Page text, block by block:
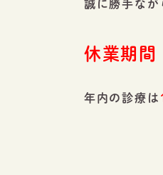
誠に勝手なが
休業期
年内の診療は